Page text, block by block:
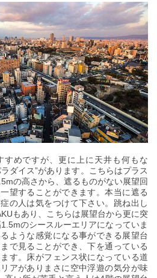
すめですが、更に上に天井も何もな
ダイス”があります。こちらはプラス
の高さから、遮るものがない展望回
望することができます。本当に遮る
の人は気をつけて下さい。跳ね出し
もあり、こちらは展望台から更に突
のシースルーエリアになっていま
ような感覚になる事ができる展望台
で見ることができ、下を通っている
す。床がフェンス状になっている道
アがありまさに空中浮遊の気分が味